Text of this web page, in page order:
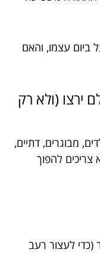
ביום עצמו, והאם
ירצו (ולא רק
מבוגרים, דתיים,
צריכים להפוך
לעצור רעב